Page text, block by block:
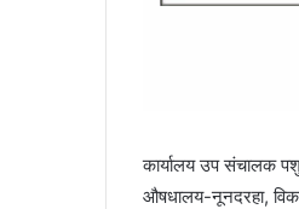
कार्यालय उप संचालक
औषधालय-नूनदरहा,